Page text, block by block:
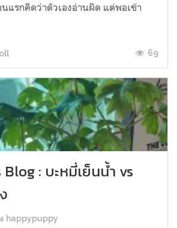
แรกคิดว่าตัวเองอ่านผิด แต่พอเข้า
69
: บะหมี่เย็นน้ำ vs
happypuppy